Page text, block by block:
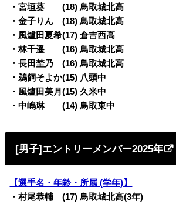
・宮垣葵 (18) 鳥取城北高
・金子りん (18) 鳥取城北高
・風爐田夏希(17) 倉吉西高
・林千遥 (16) 鳥取城北高
・長田埜乃 (16) 鳥取城北高
・鵜飼そよか(15) 八頭中
・風爐田美月(15) 久米中
・中嶋琳 (14) 鳥取東中
[男子]エントリーメンバー2025年
【選手名・年齢・所属 (学年)】
・村尾恭輔 (17) 鳥取城北高(3年)